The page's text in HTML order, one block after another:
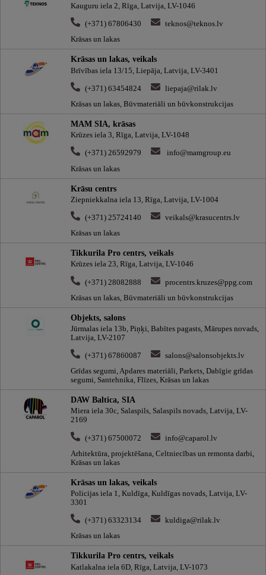
Kauguru iela 2, Rīga, Latvija, LV-1046
(+371) 67806430
teknos@teknos.lv
Krāsas un lakas
Krāsas un lakas, veikals
Brīvības iela 13/15, Liepāja, Latvija, LV-3401
(+371) 63454824
liepaja@rilak.lv
Krāsas un lakas, Būvmateriāli un būvkonstrukcijas
MAM SIA, krāsas
Krūzes iela 3, Rīga, Latvija, LV-1048
(+371) 26592979
info@mamgroup.eu
Krāsas un lakas
Krāsu centrs
Ziepniekkalna iela 13, Rīga, Latvija, LV-1004
(+371) 25724140
veikals@krasucentrs.lv
Krāsas un lakas
Tikkurila Pro centrs, veikals
Krūzes iela 23, Rīga, Latvija, LV-1046
(+371) 28082888
procentrs.kruzes@ppg.com
Krāsas un lakas, Būvmateriāli un būvkonstrukcijas
Objekts, salons
Jūrmalas iela 13b, Piņķi, Babītes pagasts, Mārupes novads,
Latvija, LV-2107
(+371) 67860087
salons@salonsobjekts.lv
Grīdas segumi, Apdares materiāli, Parkets, Dabīgie grīdas
segumi, Santehnika, Flīzes, Krāsas un lakas
DAW Baltica, SIA
Miera iela 30c, Salaspils, Salaspils novads, Latvija, LV-
2169
(+371) 67500072
info@caparol.lv
Arhitektūra, projektēšana, Celtniecības un remonta darbi,
Krāsas un lakas
Krāsas un lakas, veikals
Policijas iela 1, Kuldīga, Kuldīgas novads, Latvija, LV-
3301
(+371) 63323134
kuldiga@rilak.lv
Krāsas un lakas
Tikkurila Pro centrs, veikals
Katlakalna iela 6D, Rīga, Latvija, LV-1073